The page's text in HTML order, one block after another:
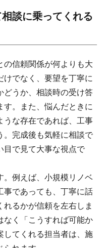
談に乗ってくれる
の信頼関係が何よりも大
けでなく、要望を丁寧に
どうか、相談時の受け答
す。また、悩んだときに
うな存在であれば、工事
。完成後も気軽に相談で
目で見て大事な視点で
。例えば、小規模リノベ
事であっても、丁寧に話
るかが信頼を左右しま
なく「こうすれば可能か
してくれる担当者は、施